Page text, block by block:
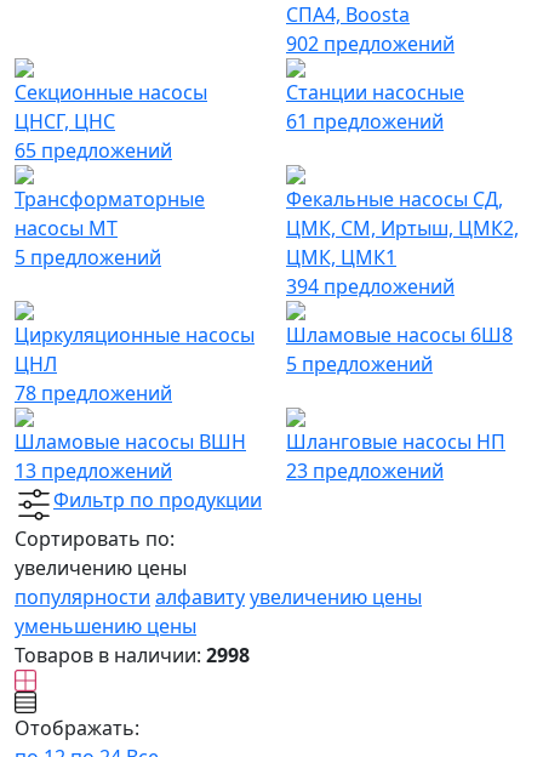
СПА4, Boosta
902 предложений
Секционные насосы
ЦНСГ, ЦНС
65 предложений
Станции насосные
61 предложений
Трансформаторные
насосы МТ
5 предложений
Фекальные насосы СД,
ЦМК, СМ, Иртыш, ЦМК2,
ЦМК, ЦМК1
394 предложений
Циркуляционные насосы
ЦНЛ
78 предложений
Шламовые насосы 6Ш8
5 предложений
Шламовые насосы ВШН
13 предложений
Шланговые насосы НП
23 предложений
Фильтр по продукции
Сортировать по:
увеличению цены
популярности алфавитуувеличению цены
уменьшению цены
Товаров в наличии: 2998
Отображать: